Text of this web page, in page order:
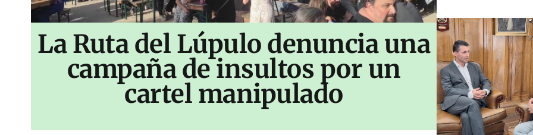
La Ruta del Lúpulo denuncia una
campaña de insultos por un
cartel manipulado